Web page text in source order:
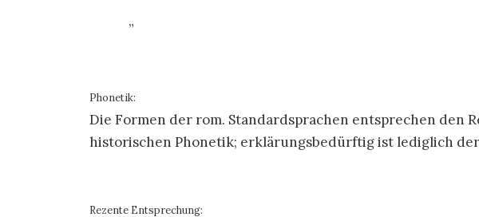
Phonetik:
Die Formen der rom. Standardsprachen entsprechen den
historischen Phonetik; erklärungsbedürftig ist lediglich der
Rezente Entsprechung: